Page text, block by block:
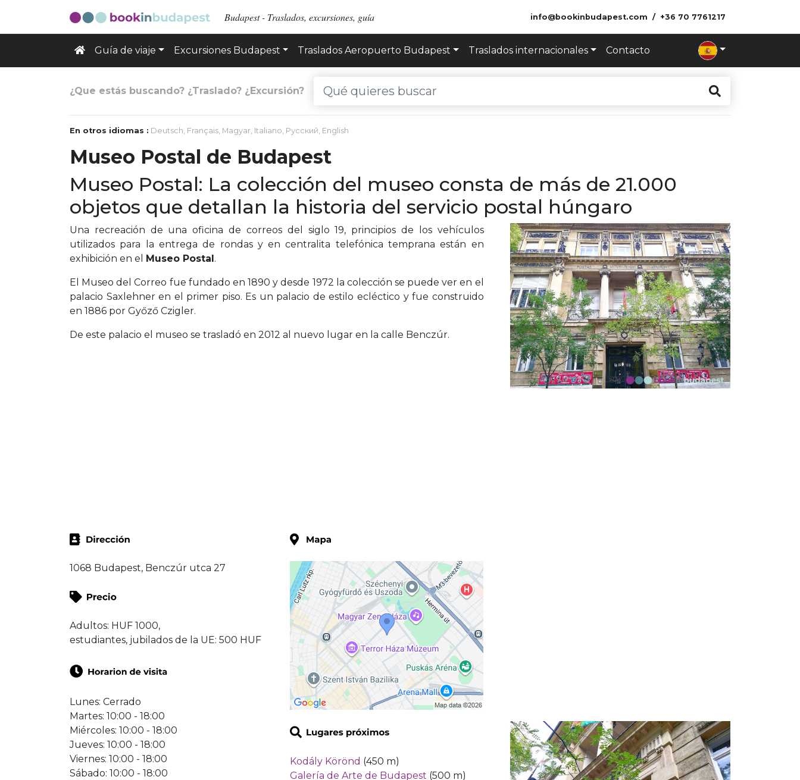
Budapest - Traslados, excursiones, guía info@bookinbudapest.com +36 70 7761217
Guía de viaje Excursiones Budapest Traslados Aeropuerto Budapest Traslados internacionales Contacto
¿Que estás buscando? ¿Traslado? ¿Excursión?
En otros idiomas : Deutsch, Français, Magyar, Italiano, Русский, English
Museo Postal de Budapest
Museo Postal: La colección del museo consta de más de 21.000
objetos que detallan la historia del servicio postal húngaro
Una recreación de una oficina de correos del siglo 19, principios de los vehículos
utilizados para la entrega de rondas y en centralita telefónica temprana están en
exhibición en el Museo Postal.
El Museo del Correo fue fundado en 1890 y desde 1972 la colección se puede ver en el
palacio Saxlehner en el primer piso. Es un palacio de estilo ecléctico y fue construido
en 1886 por Győző Czigler.
De este palacio el museo se trasladó en 2012 al nuevo lugar en la calle Benczúr.
1068 Budapest, Benczúr utca 27
Adultos: HUF 1000,
estudiantes, jubilados de la UE: 500 HUF
Lunes: Cerrado
Martes: 10:00 - 18:00
Miércoles: 10:00 - 18:00
Jueves: 10:00 - 18:00
Viernes: 10:00 - 18:00
Sábado: 10:00 - 18:00
Kodály Körönd (450 m)
Galería de Arte de Budapest (500 m)